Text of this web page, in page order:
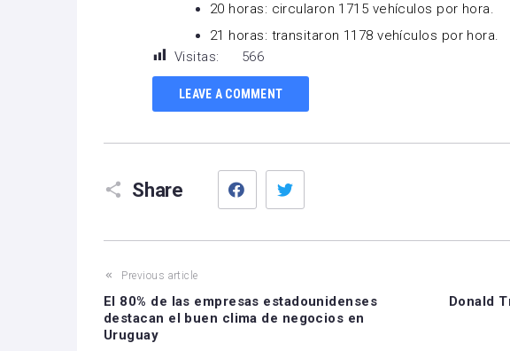
20 horas: circularon 1715 vehículos por hora.
21 horas: transitaron 1178 vehículos por hora.
Visitas:
566
LEAVE A COMMENT
Share
Facebook
Previous article
El 80% de las empresas estadounidenses
destacan el buen clima de negocios en
Uruguay
Donald